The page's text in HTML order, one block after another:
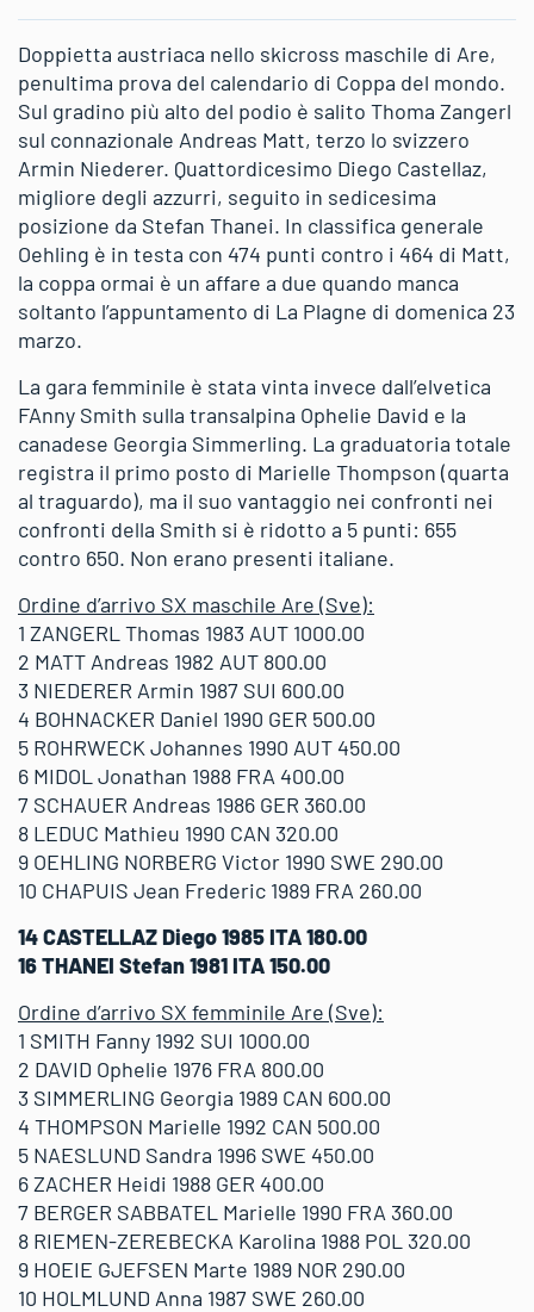
Doppietta austriaca nello skicross maschile di Are,
penultima prova del calendario di Coppa del mondo.
Sul gradino più alto del podio è salito Thoma Zangerl
sul connazionale Andreas Matt, terzo lo svizzero
Armin Niederer. Quattordicesimo Diego Castellaz,
migliore degli azzurri, seguito in sedicesima
posizione da Stefan Thanei. In classifica generale
Oehling è in testa con 474 punti contro i 464 di Matt,
la coppa ormai è un affare a due quando manca
soltanto l’appuntamento di La Plagne di domenica 23
marzo.
La gara femminile è stata vinta invece dall’elvetica
FAnny Smith sulla transalpina Ophelie David e la
canadese Georgia Simmerling. La graduatoria totale
registra il primo posto di Marielle Thompson (quarta
al traguardo), ma il suo vantaggio nei confronti nei
confronti della Smith si è ridotto a 5 punti: 655
contro 650. Non erano presenti italiane.
Ordine d’arrivo SX maschile Are (Sve):
1 ZANGERL Thomas 1983 AUT 1000.00
2 MATT Andreas 1982 AUT 800.00
3 NIEDERER Armin 1987 SUI 600.00
4 BOHNACKER Daniel 1990 GER 500.00
5 ROHRWECK Johannes 1990 AUT 450.00
6 MIDOL Jonathan 1988 FRA 400.00
7 SCHAUER Andreas 1986 GER 360.00
8 LEDUC Mathieu 1990 CAN 320.00
9 OEHLING NORBERG Victor 1990 SWE 290.00
10 CHAPUIS Jean Frederic 1989 FRA 260.00
14 CASTELLAZ Diego 1985 ITA 180.00
16 THANEI Stefan 1981 ITA 150.00
Ordine d’arrivo SX femminile Are (Sve):
1 SMITH Fanny 1992 SUI 1000.00
2 DAVID Ophelie 1976 FRA 800.00
3 SIMMERLING Georgia 1989 CAN 600.00
4 THOMPSON Marielle 1992 CAN 500.00
5 NAESLUND Sandra 1996 SWE 450.00
6 ZACHER Heidi 1988 GER 400.00
7 BERGER SABBATEL Marielle 1990 FRA 360.00
8 RIEMEN-ZEREBECKA Karolina 1988 POL 320.00
9 HOEIE GJEFSEN Marte 1989 NOR 290.00
10 HOLMLUND Anna 1987 SWE 260.00